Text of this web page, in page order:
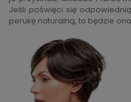
Jeśli poświęci się
perukę naturalną, to będzie ona